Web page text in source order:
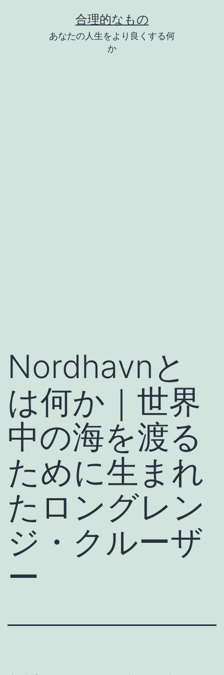
合理的なもの
あなたの人生をより良くする何
か
Nordhavnと
は何か｜世界
中の海を渡る
ために生まれ
たロングレン
ジ・クルーザ
ー